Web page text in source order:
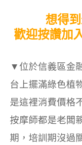
想得
歡迎按讚加
▼位於信義區金
台上擺滿綠色植
是這裡消費價格
按摩師都是老闆
期，培訓期沒過